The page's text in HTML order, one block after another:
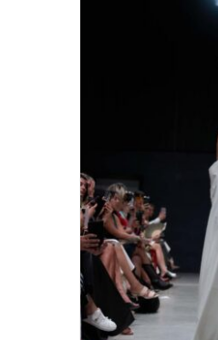
Rebekka
sich